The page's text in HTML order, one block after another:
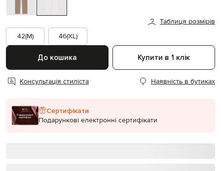
Таблиця розмірів
42(M)
46(XL)
До кошика Купити в 1 клік
Консультація стиліста Наявність в бутиках
Сертифікати
Подарункові електронні сертифікати